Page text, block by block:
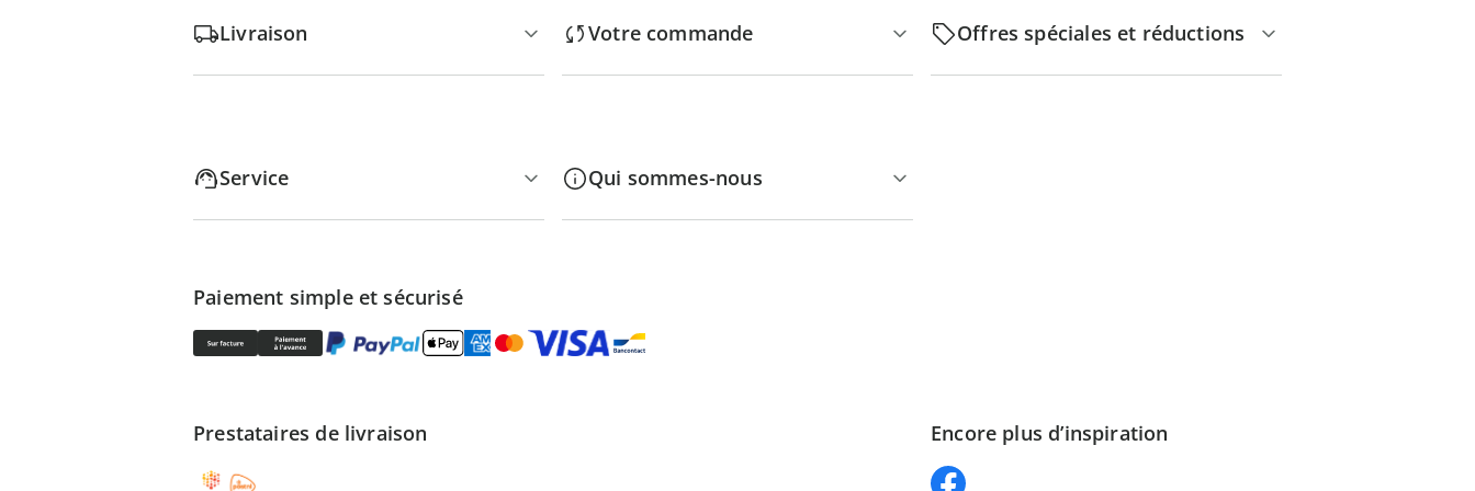
Livraison Votre commande Offres spéciales et réductions
Service Qui sommes-nous
Paiement simple et sécurisé
Prestataires de livraison Encore plus d’inspiration